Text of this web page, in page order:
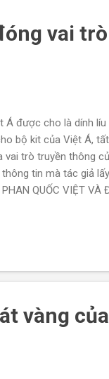
vai
được cho là dính
bộ kit của Việt Á,
trò truyền thông
tin mà tác giả
QUỐC VIỆT VÀ
bị bắt, khởi tố, kỷ
nhiều thứ
vàng